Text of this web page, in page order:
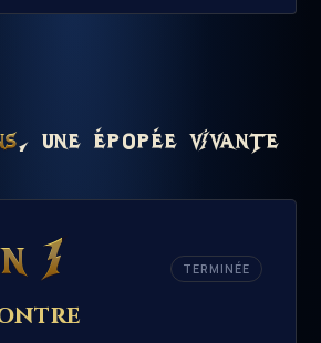
, une épopée vivante
1 TERMINÉE